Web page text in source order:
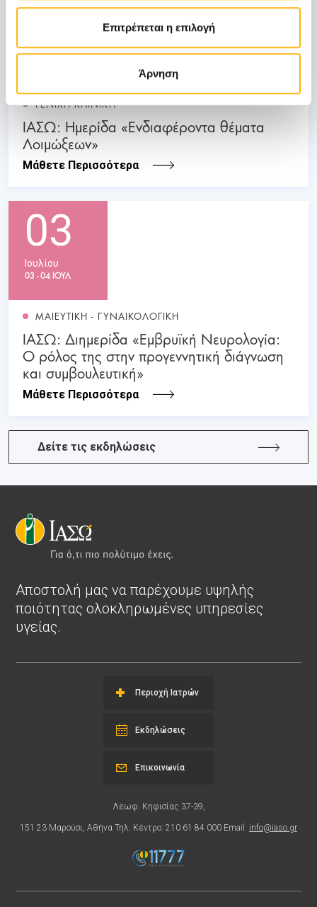
Επιτρέπεται η επιλογή
Άρνηση
31
Οκτωβρίου
ΓΕΝΙΚΗ ΚΛΙΝΙΚΗ
ΙΑΣΩ: Ημερίδα «Ενδιαφέροντα θέματα
Λοιμώξεων»
Μάθετε Περισσότερα
03
Ιουλίου
03 - 04 ΙΟΥΛ
ΜΑΙΕΥΤΙΚΗ - ΓΥΝΑΙΚΟΛΟΓΙΚΗ
ΙΑΣΩ: Διημερίδα «Εμβρυϊκή Νευρολογία:
Ο ρόλος της στην προγεννητική διάγνωση
και συμβουλευτική»
Μάθετε Περισσότερα
Δείτε τις εκδηλώσεις
Αποστολή μας να παρέχουμε υψηλής
ποιότητας ολοκληρωμένες υπηρεσίες
υγείας.
Περιοχή Ιατρών
Εκδηλώσεις
Λεωφ. Κηφισίας 37-39,
151 23 Μαρούσι, Αθήνα Τηλ. Κέντρο: 210 61 84 000 Email: info@iaso.gr
Επικοινωνία